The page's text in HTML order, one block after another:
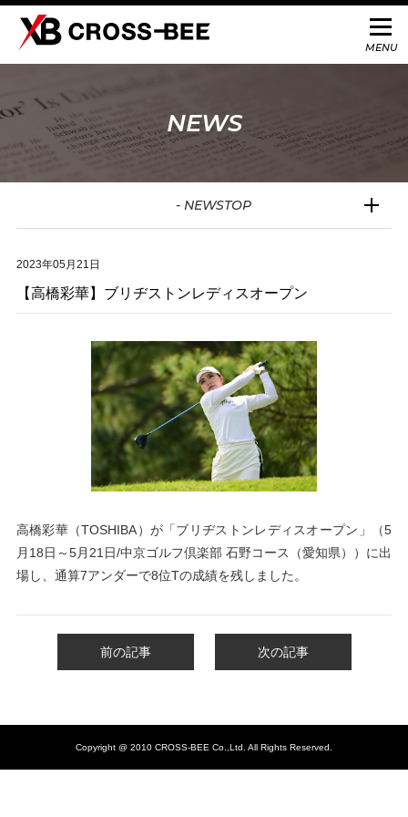
NEWS
2023年05月21日
【高橋彩華】ブリヂストンレディスオープン
高橋彩華（TOSHIBA）が「ブリヂストンレディスオープン」（5
月18日～5月21日/中京ゴルフ倶楽部 石野コース（愛知県）） に出
場し、通算7アンダーで8位Tの成績を残しました。
前の記事 次の記事
- NEWSTOP
Copyright @ 2010 CROSS-BEE Co.,Ltd. All Rights Reserved.